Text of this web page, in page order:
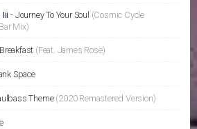
Iii - Journey To Your Soul (Cosmic Cycle
Mix)
Breakfast (Feat. James Rose)
Space
Theme (2020 Remastered Version)